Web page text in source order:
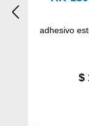
adhesivo
$